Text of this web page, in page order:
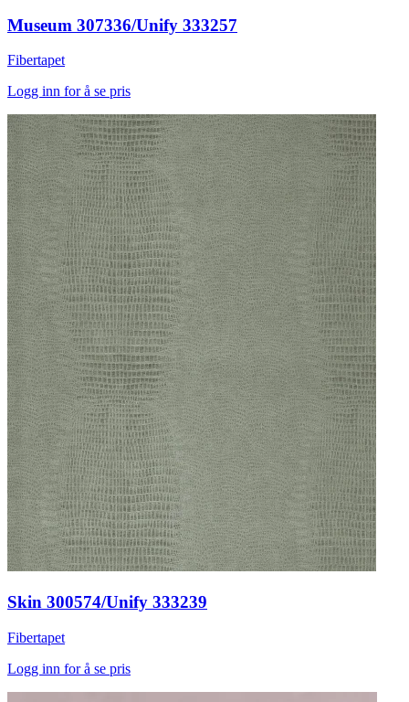
Museum 307336/Unify 333257
Fibertapet
Logg inn for å se pris
Skin 300574/Unify 333239
Fibertapet
Logg inn for å se pris